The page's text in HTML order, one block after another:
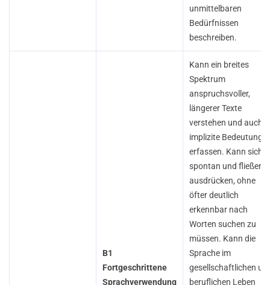
unmittelbaren
Bedürfnissen
beschreiben.
B1
Fortgeschrittene
Sprachverwendung
Kann ein breites
Spektrum
anspruchsvoller,
längerer Texte
verstehen und auch
implizite
erfassen. Kann sich
spontan und fließend
ausdrücken, ohne
öfter deutlich
erkennbar nach
Worten suchen zu
müssen. Kann die
Sprache im
gesellschaftlichen
beruflichen Leben